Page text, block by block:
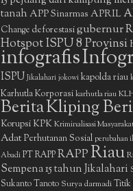
tanah APP Sinarmas APRIL
Change deforestasigubernur
Hotspot ISPU 8 Provinsi
infografis
ISPU Jikalahari jokowi kapolda riau
Karhutla Korporasi karhutla riau
BeritaKliping
Korupsi KPK Kriminalisasi
AdatPerhutanan Sosial perubahan
Abadi PT RAPPRAPPRiau
Sempena 15 tahun Jikalahari
Sukanto Tanoto Surya darmadiTitik